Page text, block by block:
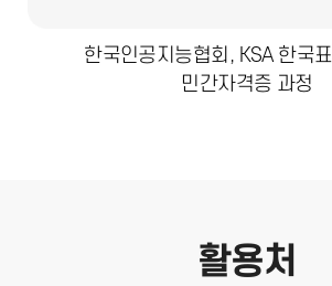
한국인공지능협회, KSA 한국
민간자격증 과정
활용처